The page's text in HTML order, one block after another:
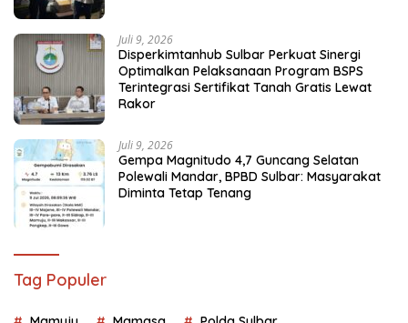
Juli 9, 2026
Disperkimtanhub Sulbar Perkuat Sinergi
Optimalkan Pelaksanaan Program BSPS
Terintegrasi Sertifikat Tanah Gratis Lewat
Rakor
Juli 9, 2026
Gempa Magnitudo 4,7 Guncang Selatan
Polewali Mandar, BPBD Sulbar: Masyarakat
Diminta Tetap Tenang
Tag Populer